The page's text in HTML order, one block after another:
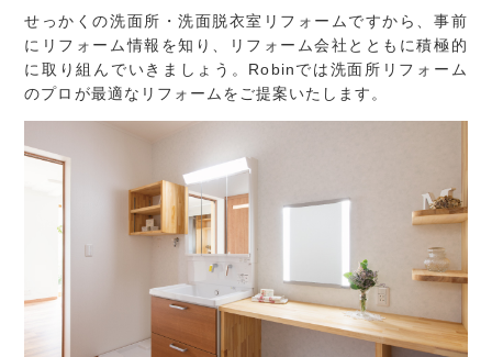
せっかくの洗面所・洗面脱衣室リフォームですから、事前
にリフォーム情報を知り、リフォーム会社とともに積極的
に取り組んでいきましょう。Robinでは洗面所リフォーム
のプロが最適なリフォームをご提案いたします。